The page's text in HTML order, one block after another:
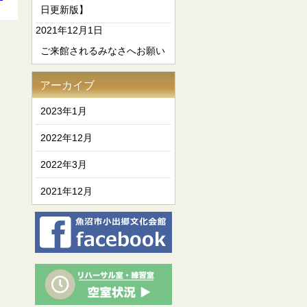
日更新版】
2021年12月1日
ご来館されるみなさへお願い
アーカイブ
2023年1月
2022年12月
2022年3月
2021年12月